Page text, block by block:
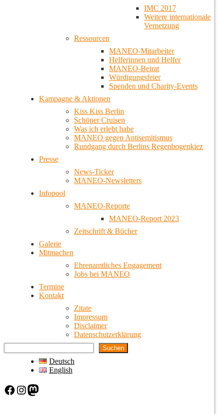
IMC 2017
Weitere internationale
Vernetzung
Ressourcen
MANEO-Mitarbeiter
Helferinnen und Helfer
MANEO-Beirat
Würdigungsfeier
Spenden und Charity-Events
Kampagne & Aktionen
Kiss Kiss Berlin
Schöner Cruisen
Was ich erlebt habe
MANEO gegen Antisemitismus
Rundgang durch Berlins Regenbogenkiez
Presse
News-Ticker
MANEO-Newsletters
Infopool
MANEO-Reporte
MANEO-Report 2023
Zeitschrift & Bücher
Galerie
Mitmachen
Ehrenamtliches Engagement
Jobs bei MANEO
Termine
Kontakt
Zitate
Impressum
Disclaimer
Datenschutzerklärung
Suchen
Deutsch
English
Facebook Instagram Mastodon